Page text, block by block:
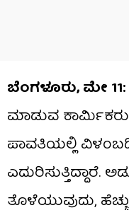
ಬೆಂಗಳೂರು, ಮೇ 11:
ಮಾಡುವ
ಪಾವತಿಯಲ್ಲಿ
ಎದುರಿಸುತ್ತಿದ್ದಾರೆ.
ತೊಳೆಯುವುದು,